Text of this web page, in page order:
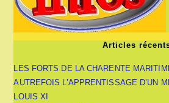
Articles
LES FORTS DE LA CHARENTE
AUTREFOIS L’APPRENTISSAGE D’UN
LOUIS XI